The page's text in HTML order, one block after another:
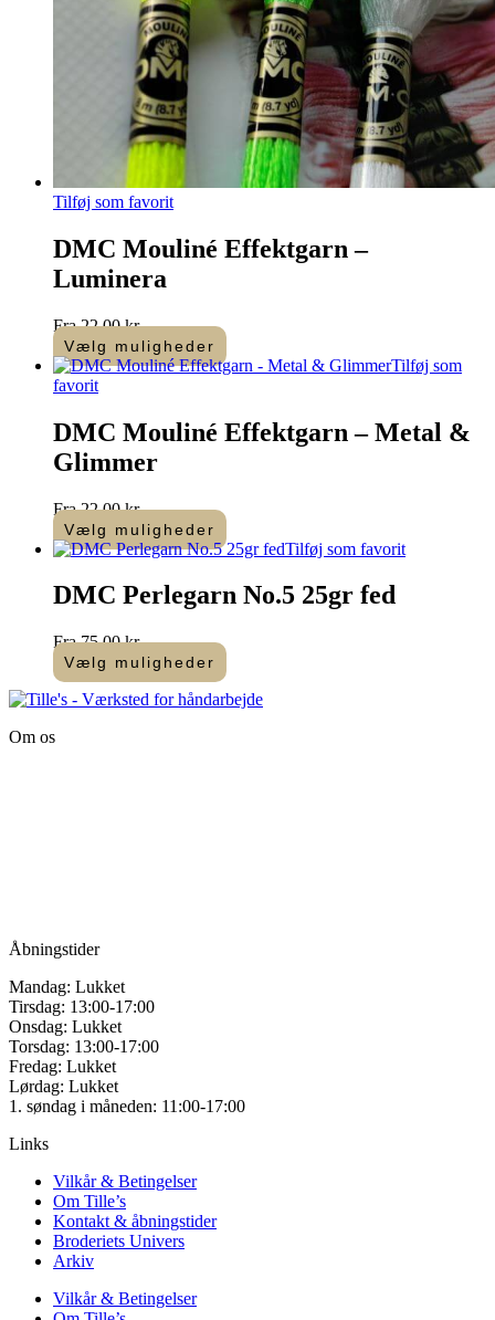
Tilføj som favorit
DMC Mouliné Effektgarn –
Luminera
Fra22,00kr.
Vælg muligheder
Dette
vare
flere
varianter.
Mulighederne
vælges
på
varesiden
Tilføj som
favorit
DMC Mouliné Effektgarn – Metal &
Glimmer
Fra22,00kr.
Vælg muligheder
Dette
har
flere
Mulighederne
kan
vælges
på
Tilføj som favorit
DMC Perlegarn No.5 25gr fed
Fra75,00kr.
Vælg muligheder
Dette
vare
flere
Om os
Åbningstider
Mandag: Lukket
Tirsdag: 13:00-17:00
Onsdag: Lukket
Torsdag: 13:00-17:00
Fredag: Lukket
Lørdag: Lukket
1. søndag i måneden: 11:00-17:00
Links
Vilkår & Betingelser
Om Tille’s
Kontakt & åbningstider
Broderiets Univers
Arkiv
Vilkår & Betingelser